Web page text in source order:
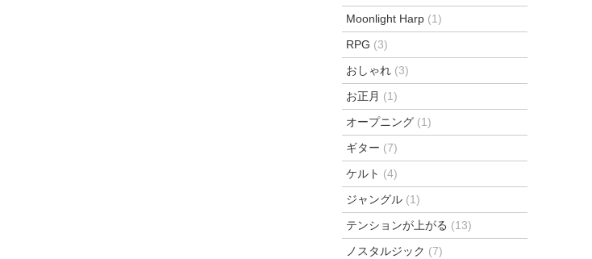
Moonlight Harp (1)
RPG (3)
おしゃれ (3)
お正月 (1)
オープニング (1)
ギター (7)
ケルト (4)
ジャングル (1)
テンションが上がる (13)
ノスタルジック (7)